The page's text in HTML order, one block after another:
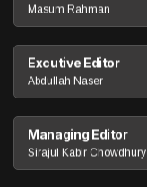
Masum Rahman
Excutive Editor
Abdullah Naser
Managing Editor
Sirajul Kabir Chowdhury